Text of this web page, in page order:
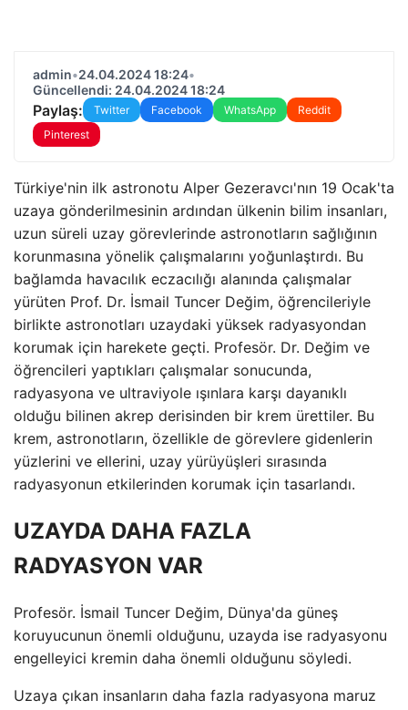
admin•24.04.2024 18:24•
Güncellendi: 24.04.2024 18:24
Paylaş: Twitter Facebook WhatsApp
Reddit
Pinterest
Türkiye'nin ilk astronotu Alper Gezeravcı'nın 19 Ocak'ta
uzaya gönderilmesinin ardından ülkenin bilim insanları,
uzun süreli uzay görevlerinde astronotların sağlığının
korunmasına yönelik çalışmalarını yoğunlaştırdı. Bu
bağlamda havacılık eczacılığı alanında çalışmalar
yürüten Prof. Dr. İsmail Tuncer Değim, öğrencileriyle
birlikte astronotları uzaydaki yüksek radyasyondan
korumak için harekete geçti. Profesör. Dr. Değim ve
öğrencileri yaptıkları çalışmalar sonucunda,
radyasyona ve ultraviyole ışınlara karşı dayanıklı
olduğu bilinen akrep derisinden bir krem ​​ürettiler. Bu
krem, astronotların, özellikle de görevlere gidenlerin
yüzlerini ve ellerini, uzay yürüyüşleri sırasında
radyasyonun etkilerinden korumak için tasarlandı.
UZAYDA DAHA FAZLA
RADYASYON VAR
Profesör. İsmail Tuncer Değim, Dünya'da güneş
koruyucunun önemli olduğunu, uzayda ise radyasyonu
engelleyici kremin daha önemli olduğunu söyledi.
Uzaya çıkan insanların daha fazla radyasyona maruz